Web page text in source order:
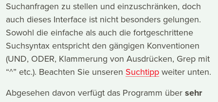
Suchanfragen zu stellen und einzuschränken, doch
auch dieses Interface ist nicht besonders gelungen.
Sowohl die einfache als auch die fortgeschrittene
Suchsyntax entspricht den gängigen Konventionen
(UND, ODER, Klammerung von Ausdrücken, Grep mit
“^” etc.). Beachten Sie unseren Suchtipp weiter unten.
Abgesehen davon verfügt das Programm über sehr